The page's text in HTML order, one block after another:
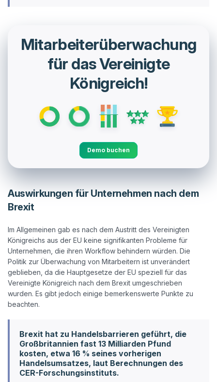
Mitarbeiterüberwachung
für das Vereinigte
Königreich!
Demo buchen
Auswirkungen für Unternehmen nach dem
Brexit
Im Allgemeinen gab es nach dem Austritt des Vereinigten
Königreichs aus der EU keine signifikanten Probleme für
Unternehmen, die ihren Workflow behindern würden. Die
Politik zur Überwachung von Mitarbeitern ist unverändert
geblieben, da die Hauptgesetze der EU speziell für das
Vereinigte Königreich nach dem Brexit umgeschrieben
wurden. Es gibt jedoch einige bemerkenswerte Punkte zu
Brexit hat zu Handelsbarrieren geführt, die
Großbritannien fast 13 Milliarden Pfund
kosten, etwa 16 % seines vorherigen
Handelsumsatzes, laut Berechnungen des
CER-Forschungsinstituts.